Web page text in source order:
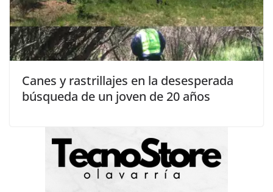
Canes y rastrillajes en la desesperada
búsqueda de un joven de 20 años